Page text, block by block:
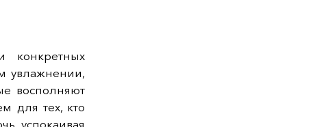
увлажнении,
восполняют
для тех, кто